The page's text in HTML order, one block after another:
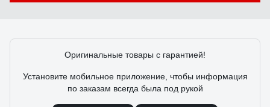
Оригинальные товары с гарантией!
Установите мобильное приложение, чтобы информация
по заказам всегда была под рукой